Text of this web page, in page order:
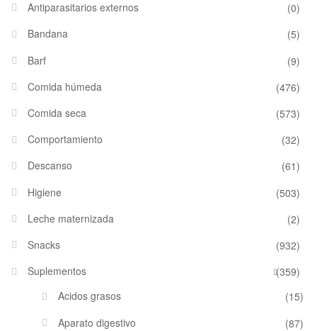
Antiparasitarios externos
(0)
Bandana
(5)
Barf
(9)
Comida húmeda
(476)
Comida seca
(573)
Comportamiento
(32)
Descanso
(61)
Higiene
(503)
Leche maternizada
(2)
Snacks
(932)
Suplementos
(359)
Acidos grasos
(15)
Aparato digestivo
(87)